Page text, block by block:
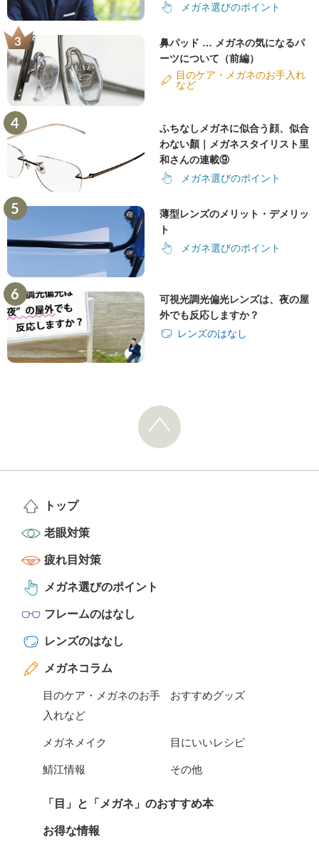
メガネ選びのポイント
鼻パッド … メガネの気になるパ
ーツについて（前編）
目のケア・メガネのお手入れ
など
ふちなしメガネに似合う顔、似合
わない顏｜メガネスタイリスト里
和さんの連載⑨
メガネ選びのポイント
薄型レンズのメリット・デメリッ
ト
メガネ選びのポイント
可視光調光偏光レンズは、夜の屋
外でも反応しますか？
レンズのはなし
トップ
老眼対策
疲れ目対策
メガネ選びのポイント
フレームのはなし
レンズのはなし
メガネコラム
目のケア・メガネのお手
入れなど
おすすめグッズ
メガネメイク 目にいいレシピ
鯖江情報 その他
「目」と「メガネ」のおすすめ本
お得な情報